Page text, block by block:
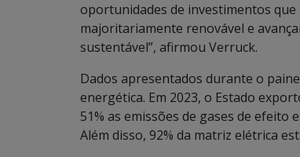
oportunidades de investimentos que
majoritariamente renovável e
sustentável”, afirmou Verruck.
Dados apresentados durante o
energética. Em 2023, o Estado
51% as emissões de gases de
Além disso, 92% da matriz elétrica